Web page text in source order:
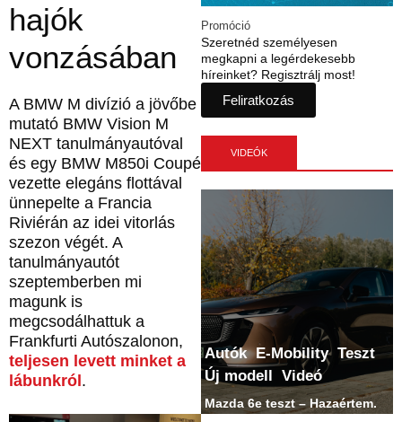
hajók
vonzásában
A BMW M divízió a jövőbe
mutató BMW Vision M
NEXT tanulmányautóval
és egy BMW M850i Coupé
vezette elegáns flottával
ünnepelte a Francia
Riviérán az idei vitorlás
szezon végét. A
tanulmányautót
szeptemberben mi
magunk is
megcsodálhattuk a
Frankfurti Autószalonon,
teljesen levett minket a
lábunkról.
Szeretnéd személyesen
megkapni a legérdekesebb
híreinket? Regisztrálj most!
Feliratkozás
Promóció
VIDEÓK
Autók E-Mobility Teszt
Új modell Videó
Mazda 6e teszt – Hazaértem.